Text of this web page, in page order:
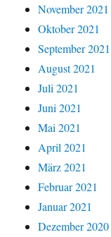
November 2021
Oktober 2021
September 2021
August 2021
Juli 2021
Juni 2021
Mai 2021
April 2021
März 2021
Februar 2021
Januar 2021
Dezember 2020